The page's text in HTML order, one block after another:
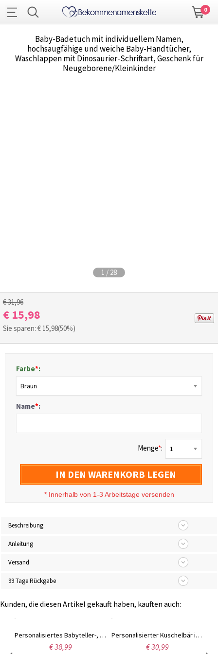
0
Baby-Badetuch mit individuellem Namen,
hochsaugfähige und weiche Baby-Handtücher,
Waschlappen mit Dinosaurier-Schriftart, Geschenk für
Neugeborene/Kleinkinder
1 / 28
€ 31,96
€ 15,98
Sie sparen: € 15,98(50%)
Farbe*:
Braun
Name*:
Menge*: 1
IN DEN WARENKORB LEGEN
* Innerhalb von 1-3 Arbeitstage versenden
Beschreibung
Anleitung
Versand
99 Tage Rückgabe
Kunden, die diesen Artikel gekauft haben, kauften auch:
Personalisiertes Babyteller-, Löffel- und Schüssel-Set aus Bambus mit Tiermotiv und Saugnapf, lebensmittelechtes Silikon, Geburtstags-/Tauf-/Weihnachtsgeschenk für Baby/frischgebackene Mama
€ 38,99
Personalisierter Kuschelbär in einer Box, Sorgenpuppe gegen Angst/Stress, Geburtstags-/Weihnachtsgeschenk für Kinder
€ 30,99